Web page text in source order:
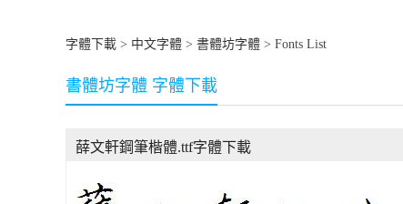
字體下載 > 中文字體 > 書體坊字體 > Fonts List
書體坊字體 字體下載
薛文軒鋼筆楷體.ttf字體下載